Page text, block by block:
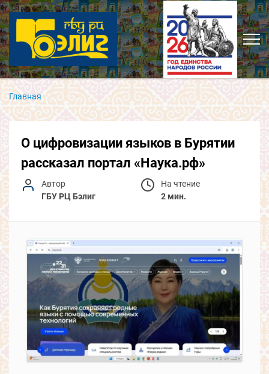
Главная
О цифровизации языков в Бурятии
рассказал портал «Наука.рф»
Автор
ГБУ РЦ Бэлиг
На чтение
2 мин.